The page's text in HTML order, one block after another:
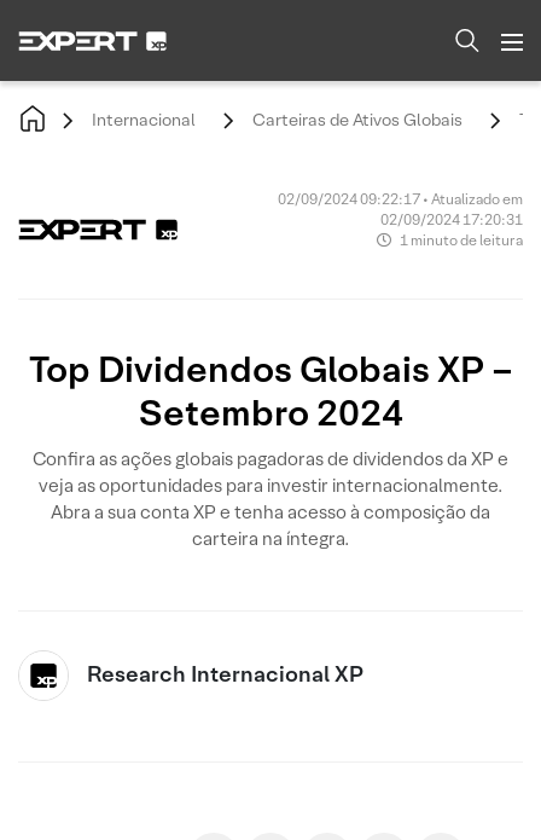
Internacional Carteiras de Ativos Globais
02/09/2024 09:22:17 • Atualizado em
02/09/2024 17:20:31
1 minuto de leitura
Top Dividendos Globais XP –
Setembro 2024
Confira as ações globais pagadoras de dividendos da XP e
veja as oportunidades para investir internacionalmente.
Abra a sua conta XP e tenha acesso à composição da
carteira na íntegra.
Research Internacional XP